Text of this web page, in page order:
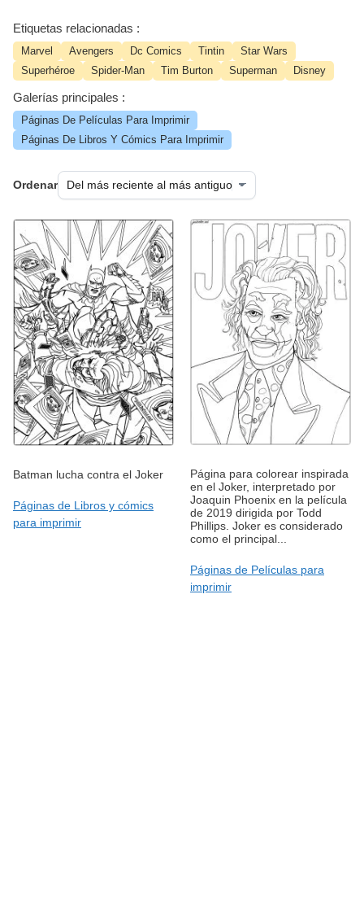
Etiquetas relacionadas :
Marvel Avengers Dc Comics Tintin
Star Wars
Superhéroe
Spider-Man Tim Burton Superman Disney
Galerías principales :
Páginas De Películas Para Imprimir
Páginas De Libros Y Cómics Para Imprimir
Ordenar
Batman lucha contra el Joker
Páginas de Libros y cómics
para imprimir
Página para colorear inspirada
en el Joker, interpretado por
Joaquin Phoenix en la película
de 2019 dirigida por Todd
Phillips. Joker es considerado
como el principal...
Páginas de Películas para
imprimir